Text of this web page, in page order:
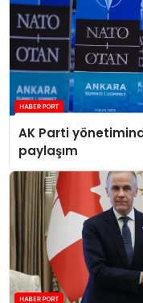
AK Parti
paylaşım